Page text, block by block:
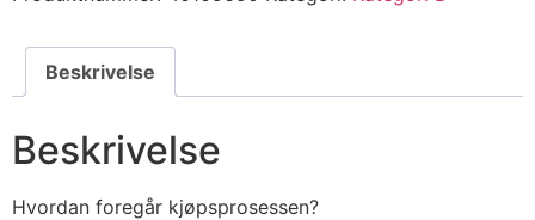
Beskrivelse
Beskrivelse
Hvordan foregår kjøpsprosessen?